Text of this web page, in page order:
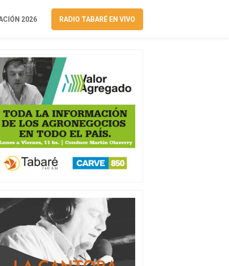
2026 RADIO TABARÉ EN VIVO